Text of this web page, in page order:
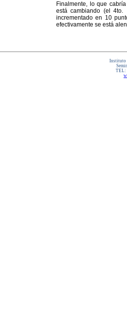
Finalmente, lo que
está cambiando (el
incrementado en 10
efectivamente se está
Instituto
TEL: